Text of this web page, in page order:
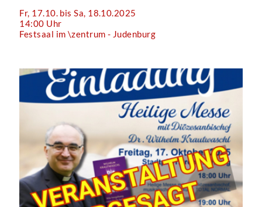
Fr, 17.10. bis Sa, 18.10.2025
14:00 Uhr
Festsaal im \zentrum - Judenburg